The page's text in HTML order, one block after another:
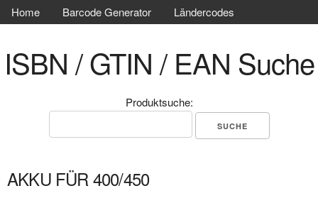
Home Barcode Generator Ländercodes
ISBN / GTIN / EAN Suche
Produktsuche:
AKKU FÜR 400/450